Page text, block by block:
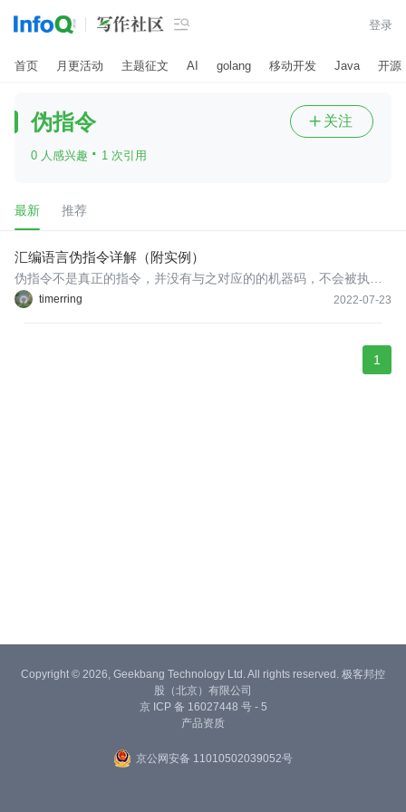
 登录
首页 月更活动 主题征文 AI golang 移动开发 Java 开源
伪指令
0 人感兴趣 · 1 次引用
 关注
最新 推荐
汇编语言伪指令详解（附实例）
timerring 2022-07-23
伪指令不是真正的指令，并没有与之对应的的机器码，不会被执
行。伪指令所起的作用主要是对汇编过程进行控制。ORG———汇
1
Copyright © 2026, Geekbang Technology Ltd. All rights reserved. 极客邦控
股（北京）有限公司
京 ICP 备 16027448 号 - 5
产品资质
京公网安备 11010502039052号